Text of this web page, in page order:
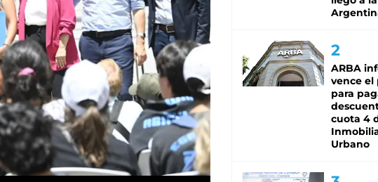
ARBA
vence el
para
cuota 4
Urbano